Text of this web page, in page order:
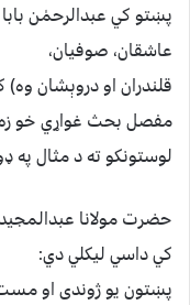
پښتو كي عبدالرحمٰن
عاشقان، صوفيان،
قلندران او دروېشان
مفصل بحث غواړي خو زه
لوستونكو ته د مثال په
حضرت مولانا
كي داسي ليكلي دي:
پښتون يو ژوندى او